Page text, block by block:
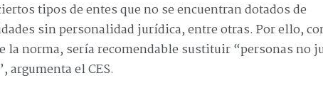
tipos de entes que no se encuentran dotados de
sin personalidad jurídica, entre otras. Por ello,
la norma, sería recomendable sustituir “personas no
el CES.